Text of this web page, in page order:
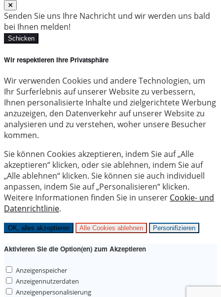
Senden Sie uns Ihre Nachricht und wir werden uns bald
bei Ihnen melden!
Schicken
Wir respektieren Ihre Privatsphäre
Wir verwenden Cookies und andere Technologien, um
Ihr Surferlebnis auf unserer Website zu verbessern,
Ihnen personalisierte Inhalte und zielgerichtete Werbung
anzuzeigen, den Datenverkehr auf unserer Website zu
analysieren und zu verstehen, woher unsere Besucher
kommen.
Sie können Cookies akzeptieren, indem Sie auf „Alle
akzeptieren“ klicken, oder sie ablehnen, indem Sie auf
„Alle ablehnen“ klicken. Sie können sie auch individuell
anpassen, indem Sie auf „Personalisieren“ klicken.
Weitere Informationen finden Sie in unserer Cookie- und
Datenrichtlinie.
OK, alles akzeptieren Alle Cookies ablehnen Personifizieren
Aktivieren Sie die Option(en) zum Akzeptieren
Anzeigenspeicher
Anzeigennutzerdaten
Anzeigenpersonalisierung